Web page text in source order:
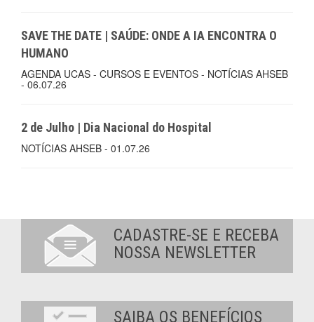
SAVE THE DATE | SAÚDE: ONDE A IA ENCONTRA O
HUMANO
AGENDA UCAS - CURSOS E EVENTOS - NOTÍCIAS AHSEB
- 06.07.26
2 de Julho | Dia Nacional do Hospital
NOTÍCIAS AHSEB - 01.07.26
CADASTRE-SE E RECEBA
NOSSA NEWSLETTER
SAIBA OS BENEFÍCIOS